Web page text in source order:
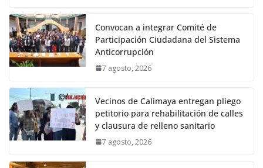
Convocan a integrar Comité de
Participación Ciudadana del Sistema
Anticorrupción
7 agosto, 2026
Vecinos de Calimaya entregan pliego
petitorio para rehabilitación de calles
y clausura de relleno sanitario
7 agosto, 2026